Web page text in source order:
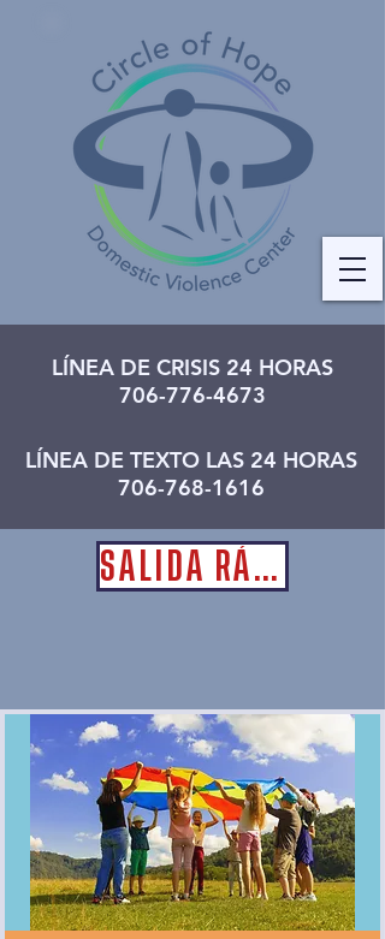
LÍNEA DE CRISIS 24 HORAS
706-776-4673
LÍNEA DE TEXTO LAS 24 HORAS
706-768-1616